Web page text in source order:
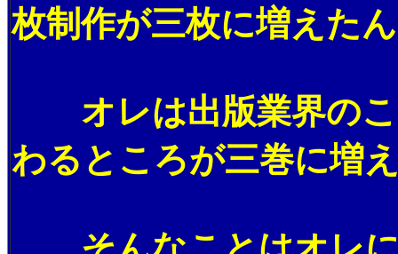
枚制作が三枚に増えた
オレは出版業界のこ
わるところが三巻に増